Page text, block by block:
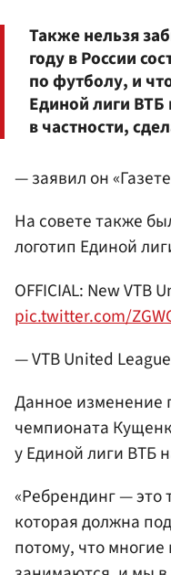
Также нельзя
году в России
по футболу, и
Единой лиги
в частности,
— заявил он
На совете также
логотип Единой
OFFICIAL: New
pic.twitter.com/
— VTB United
Данное изменение
чемпионата
у Единой лиги ВТБ
«Ребрендинг — это
которая должна
потому, что